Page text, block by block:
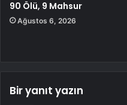
90 Ölü, 9 Mahsur
Ağustos 6, 2026
Bir yanıt yazın